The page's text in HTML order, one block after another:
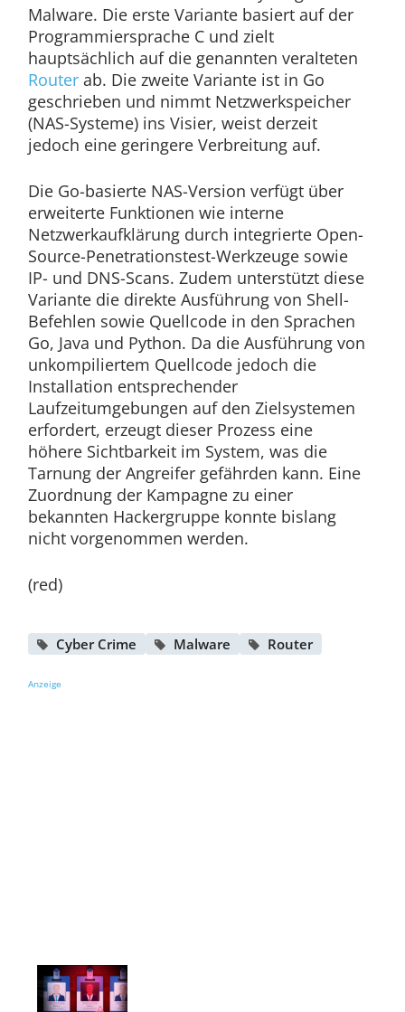
Malware. Die erste Variante basiert auf der
Programmiersprache C und zielt
hauptsächlich auf die genannten veralteten
Routerab. Die zweite Variante ist in Go
geschrieben und nimmt Netzwerkspeicher
(NAS-Systeme) ins Visier, weist derzeit
jedoch eine geringere Verbreitung auf.
Die Go-basierte NAS-Version verfügt über
erweiterte Funktionen wie interne
Netzwerkaufklärung durch integrierte Open-
Source-Penetrationstest-Werkzeuge sowie
IP- und DNS-Scans. Zudem unterstützt diese
Variante die direkte Ausführung von Shell-
Befehlen sowie Quellcode in den Sprachen
Go, Java und Python. Da die Ausführung von
unkompiliertem Quellcode jedoch die
Installation entsprechender
Laufzeitumgebungen auf den Zielsystemen
erfordert, erzeugt dieser Prozess eine
höhere Sichtbarkeit im System, was die
Tarnung der Angreifer gefährden kann. Eine
Zuordnung der Kampagne zu einer
bekannten Hackergruppe konnte bislang
nicht vorgenommen werden.
(red)
Cyber Crime Malware Router
Anzeige